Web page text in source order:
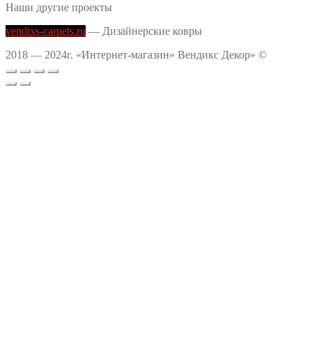
Наши другие проекты
vendixs-carpets.ru — Дизайнерские ковры
2018 — 2024г. «Интернет-магазин» Вендикс Декор» ©